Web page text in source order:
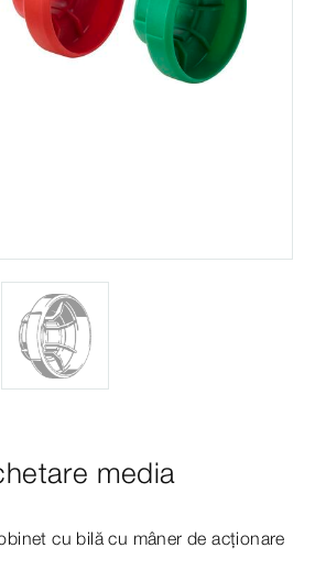
media
cu bilă cu mâner de acționare